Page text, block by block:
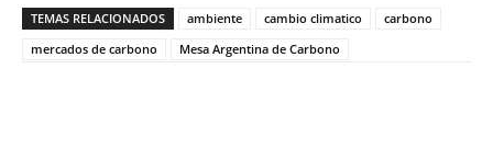
TEMAS RELACIONADOS ambiente cambio climatico
carbono
mercados de carbono
Mesa Argentina de Carbono